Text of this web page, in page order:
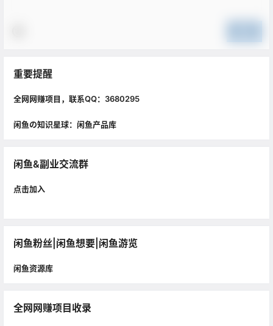
重要提醒
全网网赚项目，联系QQ：3680295
闲鱼の知识星球：闲鱼产品库
闲鱼&副业交流群
点击加入
闲鱼粉丝|闲鱼想要|闲鱼游览
闲鱼资源库
全网网赚项目收录